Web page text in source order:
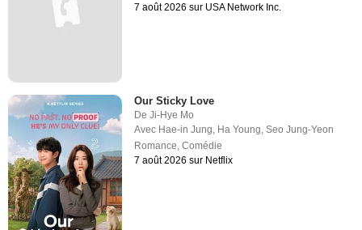
7 août 2026 sur USA Network Inc.
Our Sticky Love
DeJi-Hye Mo
Avec Hae-in Jung Ha Young ,Seo Jung-Yeon
Romance ,Comédie
7 août 2026 sur Netflix